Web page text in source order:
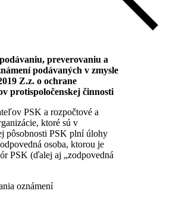
preverovaniu a
podávaných v zmysle
Z.z. o ochrane
protispoločenskej činnosti
PSK a rozpočtové a
ktoré sú v
pôsobnosti PSK plní úlohy
osoba, ktorou je
PSK (ďalej aj „zodpovedná
oznámení